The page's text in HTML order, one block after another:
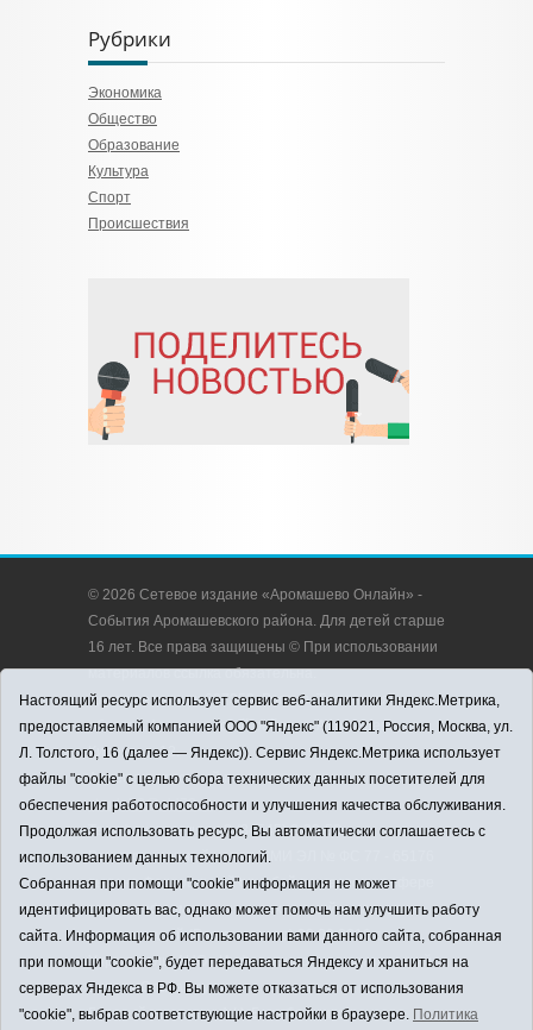
Рубрики
Экономика
Общество
Образование
Культура
Спорт
Происшествия
© 2026 Сетевое издание «Аромашево Онлайн» -
События Аромашевского района. Для детей старше
16 лет. Все права защищены © При использовании
материалов ссылка обязательна.
Адрес редакции: 627350, Россия, Тюменская
область, Аромашевский район, с. Аромашево, ул.
Кирова, д. 13.
Адрес электронной почты редакции:
strudu72@obl72.ru
Телефон редакции: 8 (34545) 2-30-58
Регистрационный номер СМИ ЭЛ № ФС 77 - 65176
выдано Федеральной службой по надзору в сфере
связи, информационных технологий и массовых
коммуникаций (Роскомнадзор) 28.03.2016 г.
Учредитель: АНО «Информационно-издательский
центр «Слава труду».
Главный редактор: А.Н. Барабанщиков
Настоящий ресурс использует сервис веб-аналитики Яндекс.Метрика,
предоставляемый компанией ООО "Яндекс" (119021, Россия, Москва, ул.
Л. Толстого, 16 (далее — Яндекс)). Сервис Яндекс.Метрика использует
файлы "cookie" с целью сбора технических данных посетителей для
обеспечения работоспособности и улучшения качества обслуживания.
Продолжая использовать ресурс, Вы автоматически соглашаетесь с
использованием данных технологий.
Собранная при помощи "cookie" информация не может
идентифицировать вас, однако может помочь нам улучшить работу
сайта. Информация об использовании вами данного сайта, собранная
при помощи "cookie", будет передаваться Яндексу и храниться на
серверах Яндекса в РФ. Вы можете отказаться от использования
"cookie", выбрав соответствующие настройки в браузере. Политика